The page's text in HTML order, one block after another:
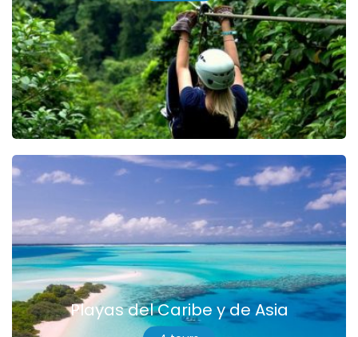
Playas del Caribe y de Asia